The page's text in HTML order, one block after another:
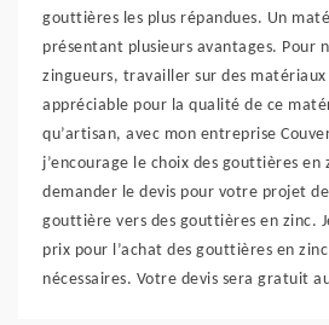
gouttières les plus répandues. Un
présentant plusieurs avantages. Pour
zingueurs, travailler sur des
appréciable pour la qualité de ce
qu’artisan, avec mon entreprise
j’encourage le choix des gouttières en
demander le devis pour votre projet
gouttière vers des gouttières en zinc.
prix pour l’achat des gouttières en
nécessaires. Votre devis sera gratuit